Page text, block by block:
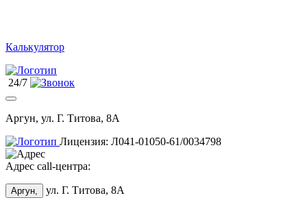
Калькулятор
24/7
Аргун, ул. Г. Титова, 8А
Лицензия: Л041-01050-61/0034798
Адрес call-центра:
Аргун, ул. Г. Титова, 8А